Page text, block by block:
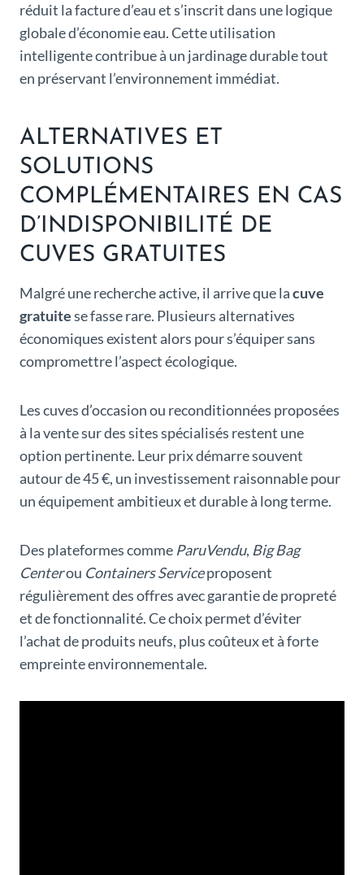
réduit la facture d’eau et s’inscrit dans une logique
globale d’économie eau. Cette utilisation
intelligente contribue à un jardinage durable tout
en préservant l’environnement immédiat.
ALTERNATIVES ET
SOLUTIONS
COMPLÉMENTAIRES EN CAS
D’INDISPONIBILITÉ DE
CUVES GRATUITES
Malgré une recherche active, il arrive que lacuve
gratuitese fasse rare. Plusieurs alternatives
économiques existent alors pour s’équiper sans
compromettre l’aspect écologique.
Les cuves d’occasion ou reconditionnées proposées
à la vente sur des sites spécialisés restent une
option pertinente. Leur prix démarre souvent
autour de 45 €, un investissement raisonnable pour
un équipement ambitieux et durable à long terme.
Des plateformes comme ParuVendu, Big Bag
Centerou Containers Serviceproposent
régulièrement des offres avec garantie de propreté
et de fonctionnalité. Ce choix permet d’éviter
l’achat de produits neufs, plus coûteux et à forte
empreinte environnementale.